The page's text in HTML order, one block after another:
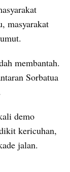
masyarakat
membantah.
Sorbatua
demo
kericuhan,
jalan.